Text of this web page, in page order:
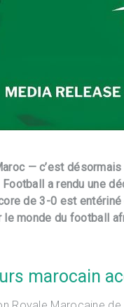
— c’est
a rendu une
de 3-0 est entériné
monde du football
marocain